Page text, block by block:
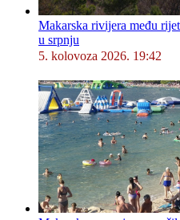
Makarska rivijera među
u srpnju
5. kolovoza 2026. 19:42